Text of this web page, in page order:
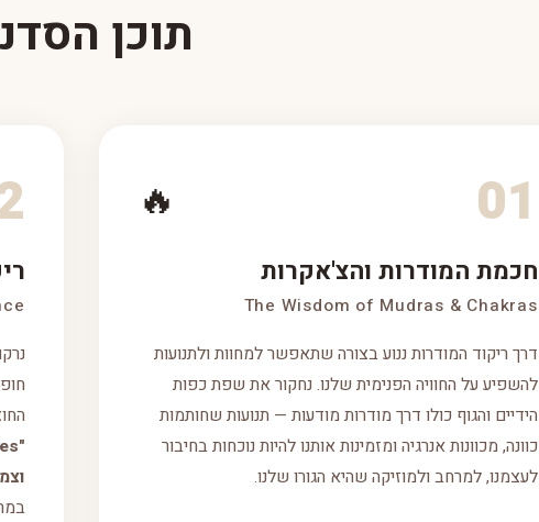
תוכן
01
🔥
חכמת המודרות והצ'אקרות
The Wisdom of Mudras & Chakras
דרך ריקוד המודרות ננוע בצורה שתאפשר למחוות ולתנועות
להשפיע על החוויה הפנימית שלנו. נחקור את שפת כפות
הידיים והגוף כולו דרך מודרות מודעות — תנועות שחותמות
כוונה, מכוונות אנרגיה ומזמינות אותנו להיות נוכחות בחיבור
לעצמנו, למרחב ולמוזיקה שהיא הגורו שלנו.
"Rise from the Ashes"